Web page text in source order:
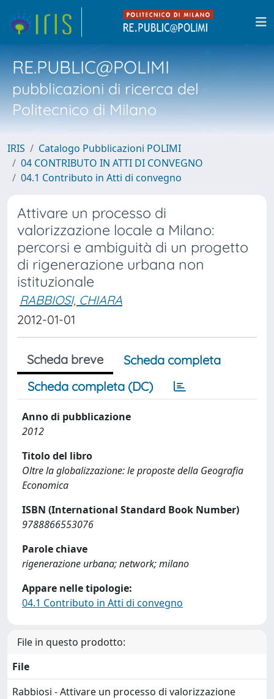
RE.PUBLIC@POLIMI
pubblicazioni di ricerca del
Politecnico di Milano
IRIS
Catalogo Pubblicazioni POLIMI
04 CONTRIBUTO IN ATTI DI CONVEGNO
04.1 Contributo in Atti di convegno
Attivare un processo di
valorizzazione locale a Milano:
percorsi e ambiguità di un progetto
di rigenerazione urbana non
istituzionale
RABBIOSI, CHIARA
2012-01-01
Scheda breve
Scheda completa
Scheda completa (DC)
Anno di pubblicazione
2012
Titolo del libro
Oltre la globalizzazione: le proposte della Geografia
Economica
ISBN (International Standard Book Number)
9788866553076
Parole chiave
rigenerazione urbana; network; milano
Appare nelle tipologie:
04.1 Contributo in Atti di convegno
File in questo prodotto:
File
Rabbiosi - Attivare un processo di valorizzazione